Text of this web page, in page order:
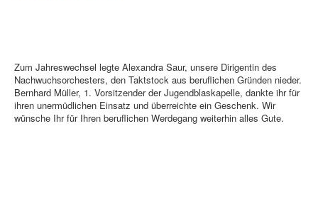
Zum Jahreswechsel legte Alexandra Saur, unsere Dirigentin des
Nachwuchsorchesters, den Taktstock aus beruflichen Gründen nieder.
Bernhard Müller, 1. Vorsitzender der Jugendblaskapelle, dankte ihr für
ihren unermüdlichen Einsatz und überreichte ein Geschenk. Wir
wünsche Ihr für Ihren beruflichen Werdegang weiterhin alles Gute.